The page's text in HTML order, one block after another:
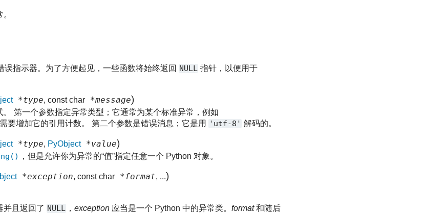
指示器。为了方便起见，一些函数将始终返回 NULL 指针，以便用于
*type, const char *message)
第一个参数指定异常类型；它通常为某个标准异常，例如
要增加它的引用计数。 第二个参数是错误消息；它是用 'utf-8' 解码的。
*type, PyObject*value)
，但是允许你为异常的“值”指定任意一个 Python 对象。
*exception, const char *format, ...)
并且返回了 NULL ，exception 应当是一个 Python 中的异常类。format和随后